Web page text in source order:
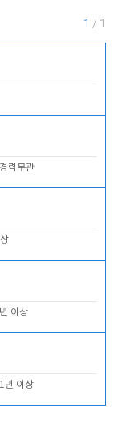
1 / 1
경력무관
이상
1년 이상